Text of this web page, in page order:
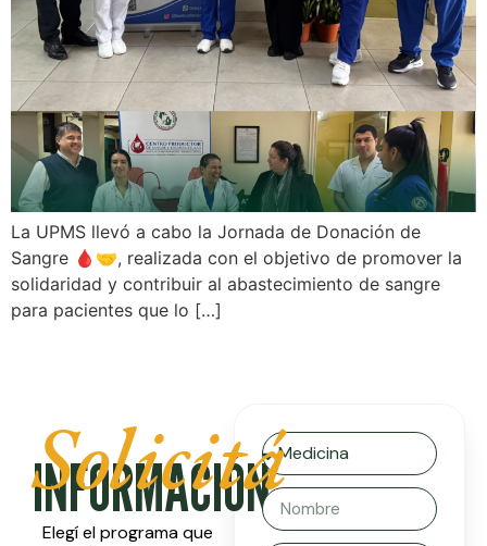
La UPMS llevó a cabo la Jornada de Donación de
Sangre 🩸🤝, realizada con el objetivo de promover la
solidaridad y contribuir al abastecimiento de sangre
para pacientes que lo […]
Solicitá
INFORMACIÓN
Elegí el programa que